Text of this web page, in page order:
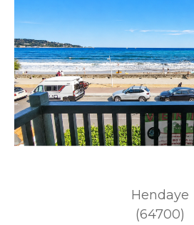
Hendaye
(64700)